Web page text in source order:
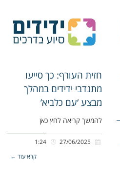
חזית העורף: כך סייעו
מתנדבי ידידים במהלך
מבצע ‘עם כלביא’
להמשך קריאה לחץ כאן
קרא עוד ←